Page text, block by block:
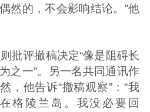
然的，不会影响结论。”他
批评撤稿决定“像是阻碍长
之一”。另一名共同通讯作
，他告诉“撤稿观察”：“我
格陵兰岛。我没必要回